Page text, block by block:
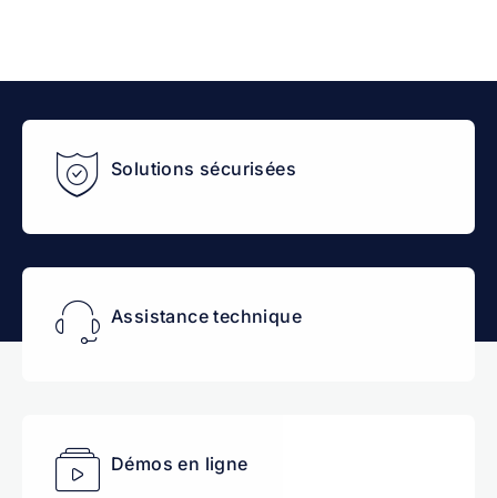
Solutions sécurisées
Assistance technique
Démos en ligne